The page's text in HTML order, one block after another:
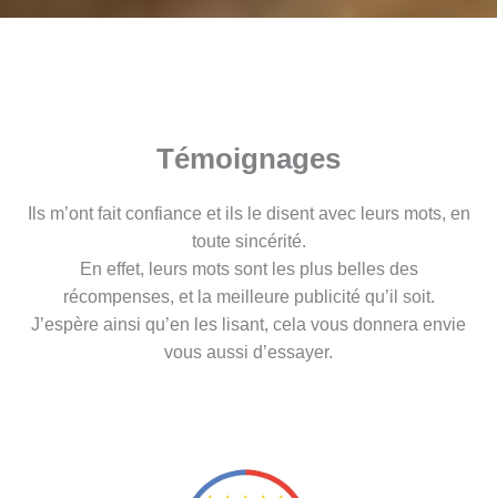
Témoignages
Ils m’ont fait confiance et ils le disent avec leurs mots, en
toute sincérité.
En effet, leurs mots sont les plus belles des
récompenses, et la meilleure publicité qu’il soit.
J’espère ainsi qu’en les lisant, cela vous donnera envie
vous aussi d’essayer.